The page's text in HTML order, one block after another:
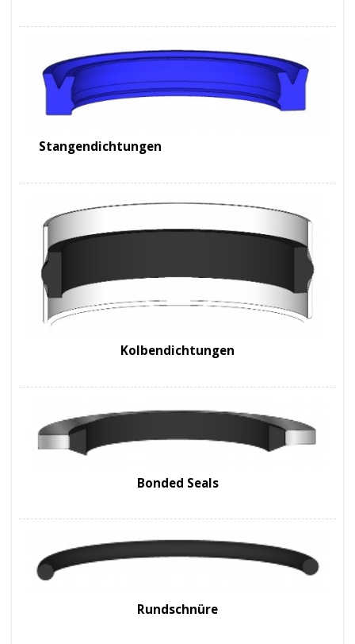
Stangendichtungen
Kolbendichtungen
Bonded Seals
Rundschnüre